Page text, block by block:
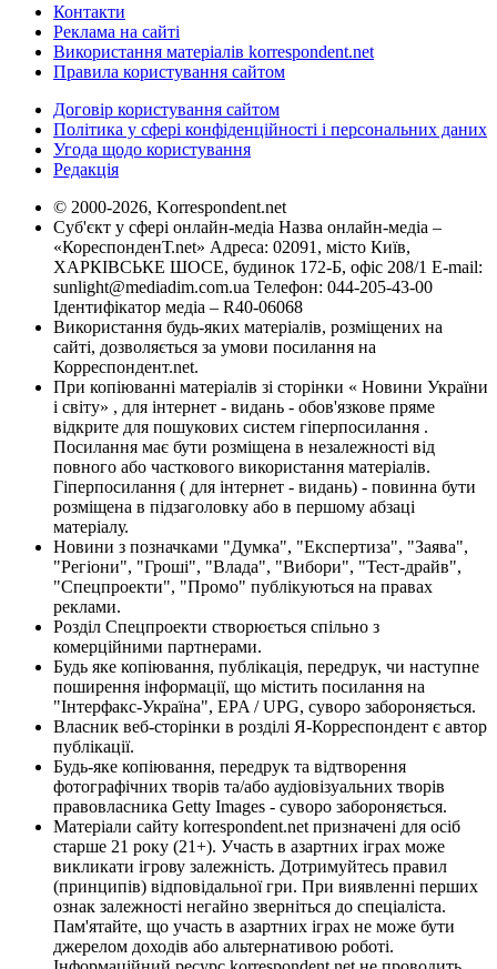
Контакти
Реклама на сайті
Використання матеріалів korrespondent.net
Правила користування сайтом
Договір користування сайтом
Політика у сфері конфіденційності і персональних даних
Угода щодо користування
Редакція
© 2000-2026, Korrespondent.net
Суб'єкт у сфері онлайн-медіа Назва онлайн-медіа –
«КореспонденТ.net» Адреса: 02091, місто Київ,
ХАРКІВСЬКЕ ШОСЕ, будинок 172-Б, офіс 208/1 E-mail:
sunlight@mediadim.com.ua Телефон: 044-205-43-00
Ідентифікатор медіа – R40-06068
Використання будь-яких матеріалів, розміщених на
сайті, дозволяється за умови посилання на
Корреспондент.net.
При копіюванні матеріалів зі сторінки « Новини України
і світу» , для інтернет - видань - обов'язкове пряме
відкрите для пошукових систем гіперпосилання .
Посилання має бути розміщена в незалежності від
повного або часткового використання матеріалів.
Гіперпосилання ( для інтернет - видань) - повинна бути
розміщена в підзаголовку або в першому абзаці
матеріалу.
Новини з позначками "Думка", "Експертиза", "Заява",
"Регіони", "Гроші", "Влада", "Вибори", "Тест-драйв",
"Спецпроекти", "Промо" публікуються на правах
реклами.
Розділ Спецпроекти створюється спільно з
комерційними партнерами.
Будь яке копіювання, публікація, передрук, чи наступне
поширення інформації, що містить посилання на
"Інтерфакс-Україна", EPA / UPG, суворо забороняється.
Власник веб-сторінки в розділі Я-Корреспондент є автор
публікації.
Будь-яке копіювання, передрук та відтворення
фотографічних творів та/або аудіовізуальних творів
правовласника Getty Images - суворо забороняється.
Матеріали сайту korrespondent.net призначені для осіб
старше 21 року (21+). Участь в азартних іграх може
викликати ігрову залежність. Дотримуйтесь правил
(принципів) відповідальної гри. При виявленні перших
ознак залежності негайно зверніться до спеціаліста.
Пам'ятайте, що участь в азартних іграх не може бути
джерелом доходів або альтернативою роботі.